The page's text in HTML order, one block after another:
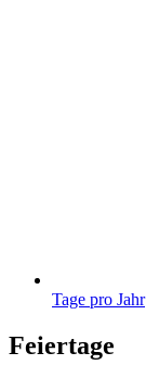
Tage pro Jahr
Feiertage